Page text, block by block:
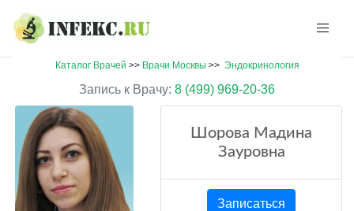
Каталог Врачей >> Врачи Москвы >> Эндокринология
Запись к Врачу: 8 (499) 969-20-36
Шорова Мадина
Зауровна
Записаться